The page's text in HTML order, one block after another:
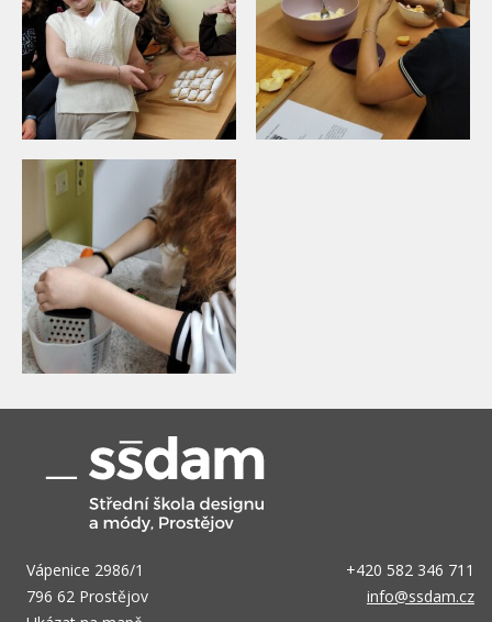
Vápenice 2986/1
796 62 Prostějov
+420 582 346 711
info@ssdam.cz